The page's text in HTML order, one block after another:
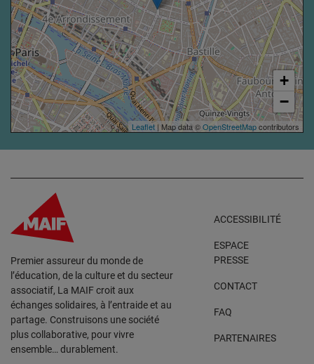
+
−
Leaflet| Map data ©OpenStreetMapcontributors
Premier assureur du monde de
l’éducation, de la culture et du secteur
associatif, La MAIF croit aux
échanges solidaires, à l’entraide et au
partage. Construisons une société
plus collaborative, pour vivre
ensemble… durablement.
ACCESSIBILITÉ
ESPACE
PRESSE
CONTACT
FAQ
PARTENAIRES